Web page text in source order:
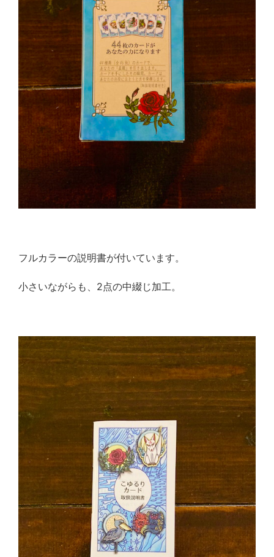
フルカラーの説明書が付いています。
小さいながらも、 2点の中綴じ加工。